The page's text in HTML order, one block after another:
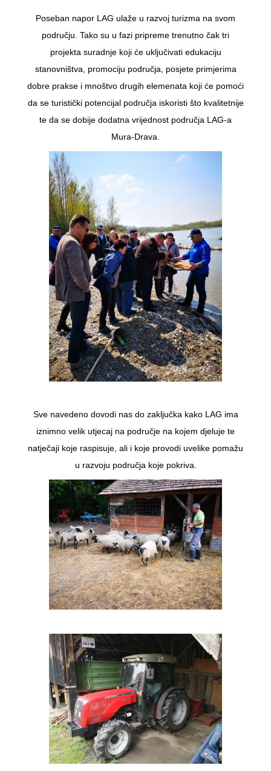
Poseban napor LAG ulaže u razvoj turizma na svom
području. Tako su u fazi pripreme trenutno čak tri
projekta suradnje koji će uključivati edukaciju
stanovništva, promociju područja, posjete primjerima
dobre prakse i mnoštvo drugih elemenata koji će pomoći
da se turistički potencijal područja iskoristi što kvalitetnije
te da se dobije dodatna vrijednost područja LAG-a
Mura-Drava.
Sve navedeno dovodi nas do zaključka kako LAG ima
iznimno velik utjecaj na područje na kojem djeluje te
natječaji koje raspisuje, ali i koje provodi uvelike pomažu
u razvoju područja koje pokriva.